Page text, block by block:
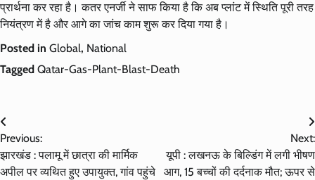
प्रार्थना कर रहा है। कतर एनर्जी ने साफ किया है कि अब प्लांट में स्थिति पूरी तरह
नियंत्रण में है और आगे का जांच काम शुरू कर दिया गया है।
Posted in Global, National
Tagged Qatar-Gas-Plant-Blast-Death
Post
navigation
Previous:
झारखंड : पलामू में छात्रा की मार्मिक
अपील पर व्यथित हुए उपायुक्त, गांव पहुंचे
Next:
यूपी : लखनऊ के बिल्डिंग में लगी भीषण
आग, 15 बच्चों की दर्दनाक मौत; ऊपर से